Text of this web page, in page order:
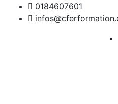
0184607601